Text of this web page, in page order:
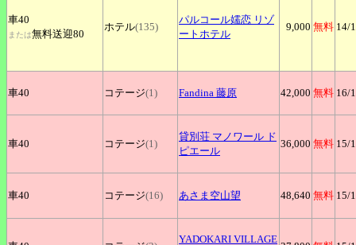
車40
または無料送迎80
ホテル(135)
パルコール嬬恋 リゾ
ートホテル
9,000 無料 14/
車40 コテージ(1) Fandina 藤原 42,000 無料 16/
車40 コテージ(1)
貸別荘 マノワール ド
ピエール
36,000 無料 15/
車40 コテージ(16) あさま空山望 48,640 無料 15/
YADOKARI VILLAGE